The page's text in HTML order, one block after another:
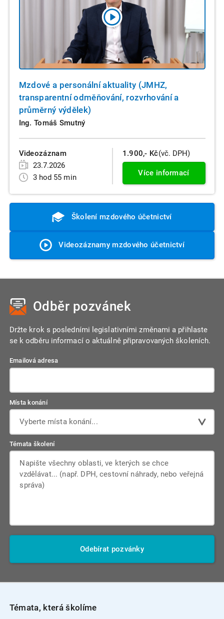
Mzdové a personální aktuality (JMHZ,
transparentní odměňování, rozvrhování a
průměrný výdělek)
Ing. Tomáš Smutný
Videozáznam
23.7.2026
3 hod 55 min
1.900,- Kč(vč. DPH)
Více informací
Školení mzdového účetnictví
Videozáznamy mzdového účetnictví
Odběr pozvánek
Držte krok s posledními legislativními změnami a přihlaste
se k odběru informací o aktuálně připravovaných školeních.
Emailová adresa
Místa konání
Vyberte místa konání...
Témata školení
Odebírat pozvánky
Témata, která školíme